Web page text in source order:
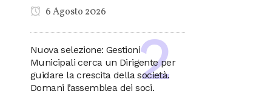
6 Agosto 2026
Nuova selezione: Gestioni
Municipali cerca un Dirigente per
guidare la crescita della società.
Domani l’assemblea dei soci.